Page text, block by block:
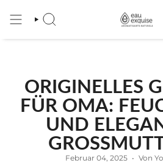
Inhalt
springen SUCHE
ORIGINELLES
FÜR OMA:
UND
Februar 04, 2025 Von